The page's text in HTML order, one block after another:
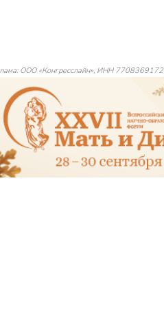
ООО «Конгресслайн», ИНН 7708369172